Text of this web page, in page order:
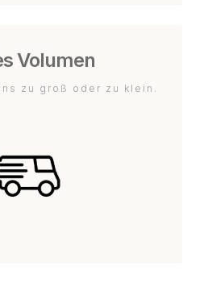
Volumen
zu groß oder zu klein.